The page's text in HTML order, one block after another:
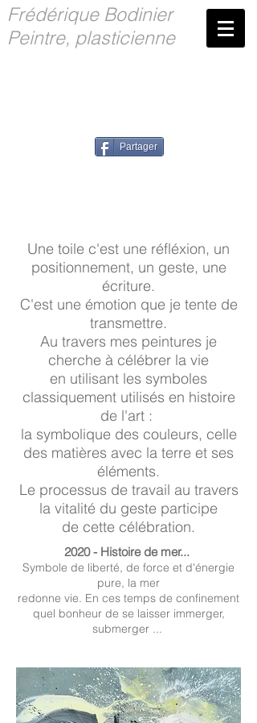
Frédérique Bodinier
Peintre, plasticienne
Partager
Une toile c'est une réfléxion, un
positionnement, un geste, une
écriture.
C'est une émotion que je tente de
transmettre.
Au travers mes peintures je
cherche à célébrer la vie
en utilisant les symboles
classiquement utilisés en histoire
de l'art :
la symbolique des couleurs, celle
des matières avec la terre et ses
éléments.
Le processus de travail au travers
la vitalité du geste participe
de cette célébration.
2020 - Histoire de mer...
Symbole de liberté, de force et d'énergie
pure, la mer
redonne vie. En ces temps de confinement
quel bonheur de se laisser immerger,
submerger ...